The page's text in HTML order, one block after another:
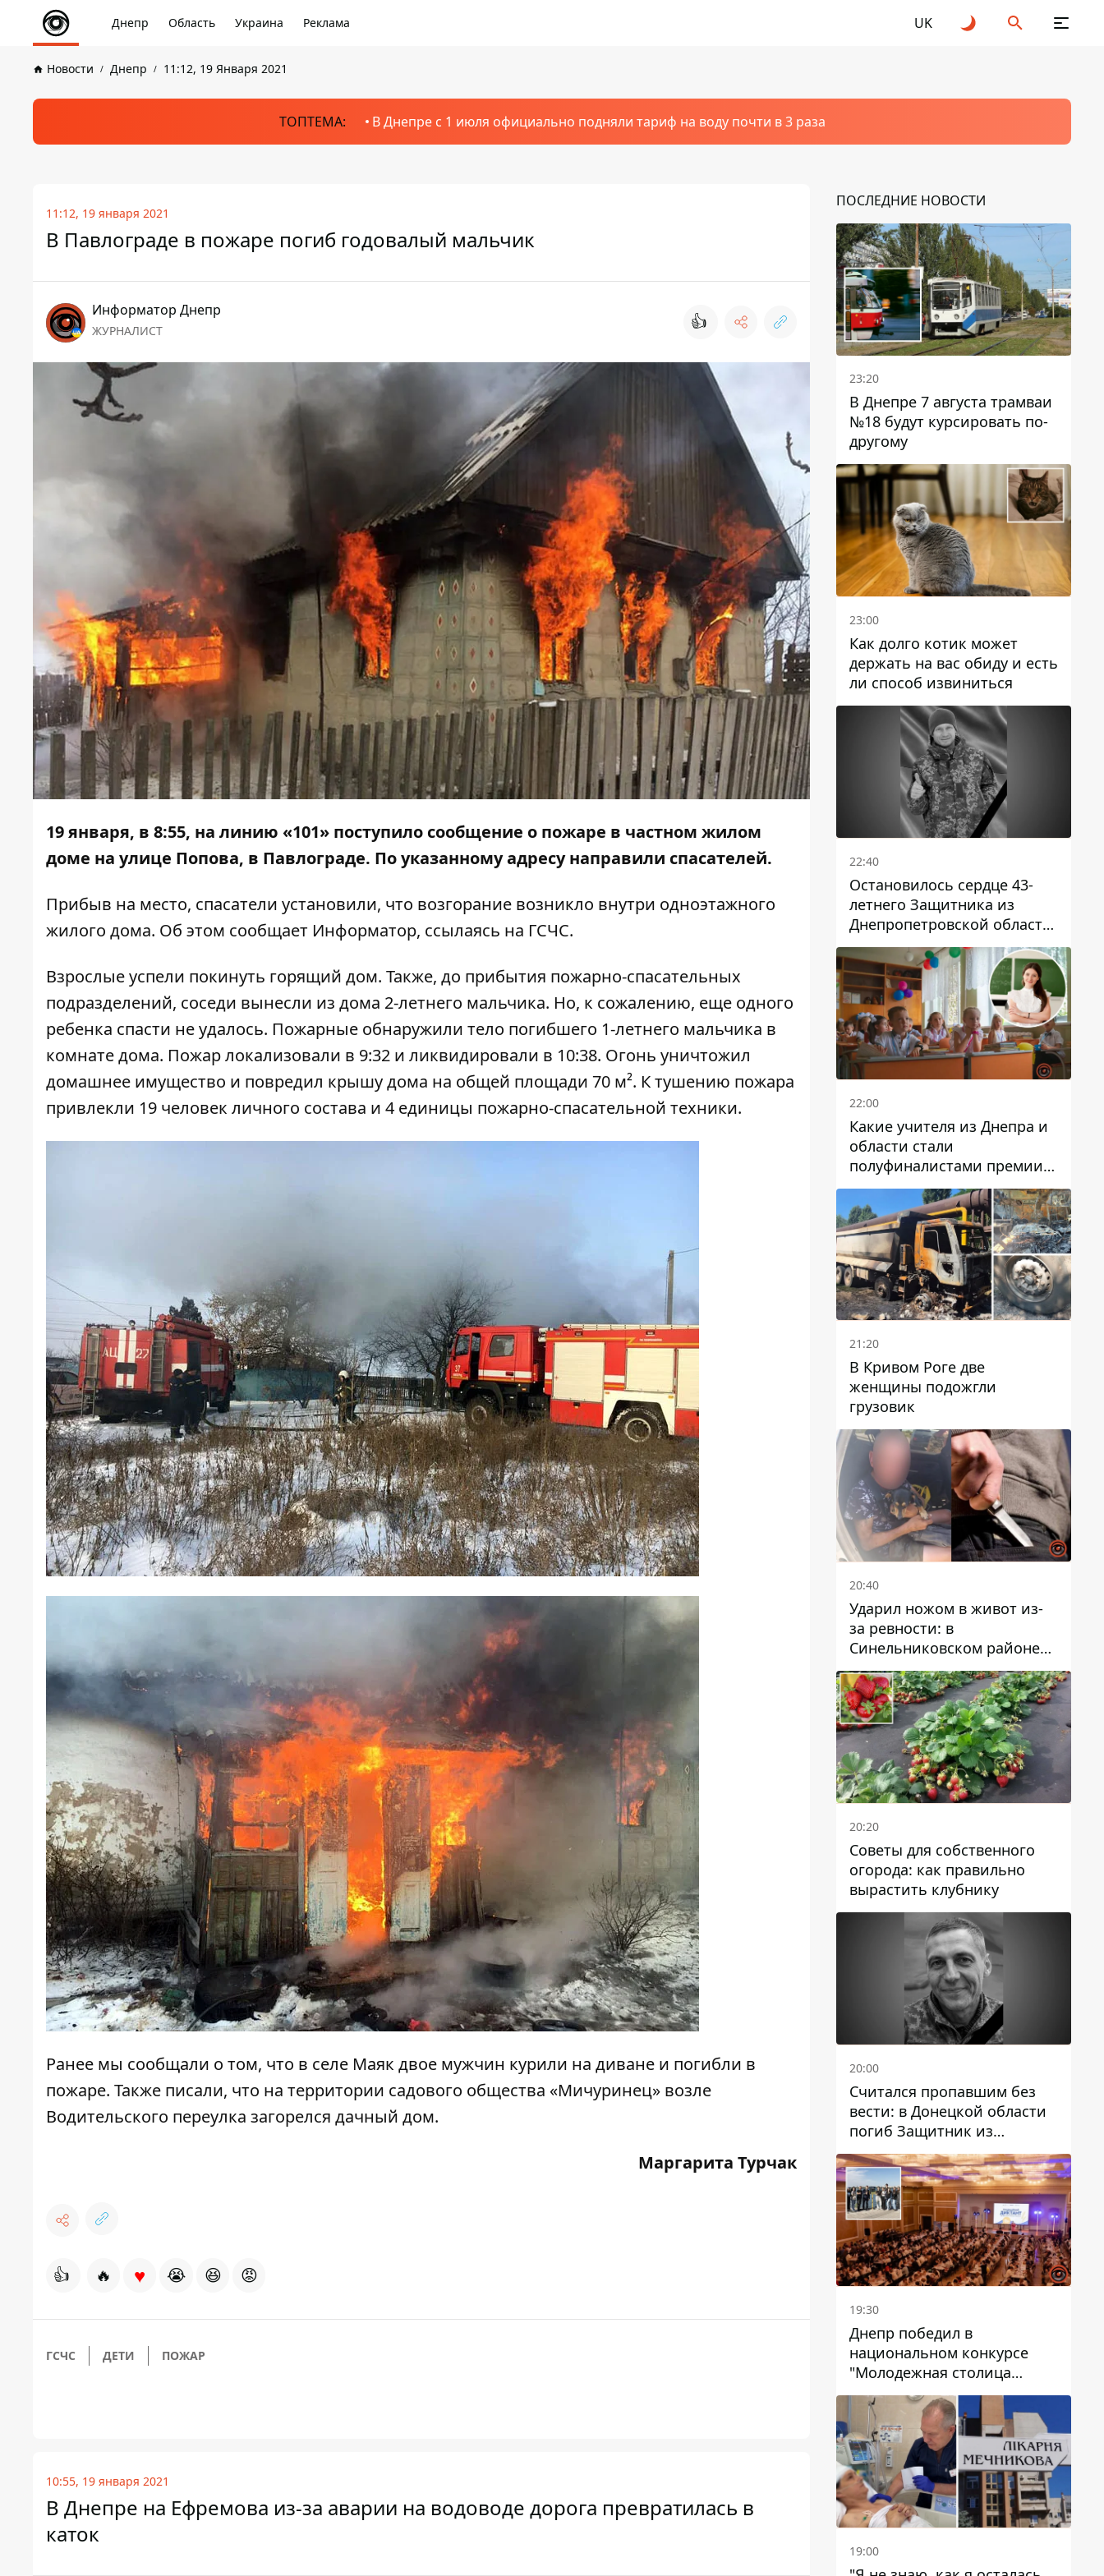
Днепр Область Украина Реклама UK
Новости Днепр 11:12, 19 Января 2021
ТОПТЕМА: В Днепре с 1 июля официально подняли тариф на воду почти в 3 раза
11:12, 19 января 2021
В Павлограде в пожаре погиб годовалый мальчик
Информатор Днепр
ЖУРНАЛИСТ 👍
19 января, в 8:55, на линию «101» поступило сообщение о пожаре в частном жилом
доме на улице Попова, в Павлограде. По указанному адресу направили спасателей.
Прибыв на место, спасатели установили, что возгорание возникло внутри одноэтажного
жилого дома. Об этом сообщает Информатор, ссылаясь на ГСЧС.
Взрослые успели покинуть горящий дом. Также, до прибытия пожарно-спасательных
подразделений, соседи вынесли из дома 2-летнего мальчика. Но, к сожалению, еще одного
ребенка спасти не удалось. Пожарные обнаружили тело погибшего 1-летнего мальчика в
комнате дома. Пожар локализовали в 9:32 и ликвидировали в 10:38. Огонь уничтожил
домашнее имущество и повредил крышу дома на общей площади 70 м². К тушению пожара
привлекли 19 человек личного состава и 4 единицы пожарно-спасательной техники.
Ранее мы сообщали о том, что в селе Маяк двое мужчин курили на диване и погибли в
пожаре. Также писали, что на территории садового общества «Мичуринец» возле
Водительского переулка загорелся дачный дом.
Маргарита Турчак
👍 🔥 ♥ 😭 😆 😡
ГСЧС ДЕТИ ПОЖАР
10:55, 19 января 2021
В Днепре на Ефремова из-за аварии на водоводе дорога превратилась в
каток
ПОСЛЕДНИЕ НОВОСТИ
23:20
В Днепре 7 августа трамваи
№18 будут курсировать по-
другому
23:00
Как долго котик может
держать на вас обиду и есть
ли способ извиниться
22:40
Остановилось сердце 43-
летнего Защитника из
Днепропетровской области
Евгения Зинченко
22:00
Какие учителя из Днепра и
области стали
полуфиналистами премии
Global Teacher Prize Ukraine
2026
21:20
В Кривом Роге две
женщины подожгли
грузовик
20:40
Ударил ножом в живот из-
за ревности: в
Синельниковском районе
задержали 49-летнего
мужчину за убийство
20:20
Советы для собственного
огорода: как правильно
вырастить клубнику
20:00
Считался пропавшим без
вести: в Донецкой области
погиб Защитник из
Каменского Антон
Красовский
19:30
Днепр победил в
национальном конкурсе
"Молодежная столица
Украины – 2026"
19:00